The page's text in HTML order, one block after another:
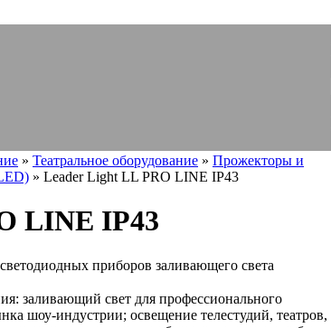
» Театральное оборудование » Прожекторы и
» Leader Light LL PRO LINE IP43
LINE IP43
приборов заливающего света
заливающий свет для профессионального
шоу-индустрии; освещение телестудий, театров,